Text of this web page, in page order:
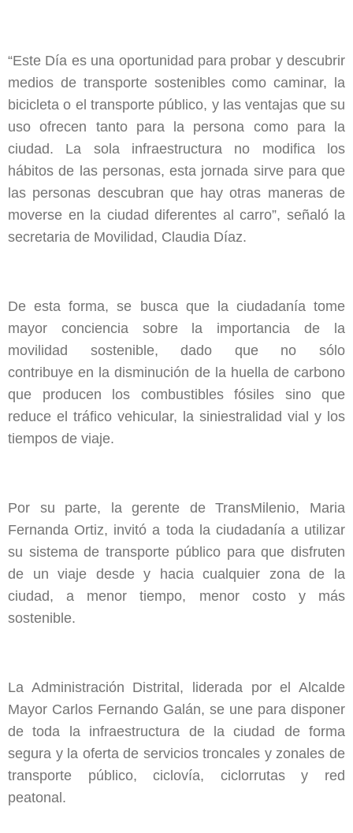
“Este Día es una oportunidad para probar y descubrir
medios de transporte sostenibles como caminar, la
bicicleta o el transporte público, y las ventajas que su
uso ofrecen tanto para la persona como para la
ciudad. La sola infraestructura no modifica los
hábitos de las personas, esta jornada sirve para que
las personas descubran que hay otras maneras de
moverse en la ciudad diferentes al carro”, señaló la
secretaria de Movilidad, Claudia Díaz.
De esta forma, se busca que la ciudadanía tome
mayor conciencia sobre la importancia de la
movilidad sostenible, dado que no sólo
contribuye en la disminución de la huella de carbono
que producen los combustibles fósiles sino que
reduce el tráfico vehicular, la siniestralidad vial y los
tiempos de viaje.
Por su parte, la gerente de TransMilenio, Maria
Fernanda Ortiz, invitó a toda la ciudadanía a utilizar
su sistema de transporte público para que disfruten
de un viaje desde y hacia cualquier zona de la
ciudad, a menor tiempo, menor costo y más
sostenible.
La Administración Distrital, liderada por el Alcalde
Mayor Carlos Fernando Galán, se une para disponer
de toda la infraestructura de la ciudad de forma
segura y la oferta de servicios troncales y zonales de
transporte público, ciclovía, ciclorrutas y red
peatonal.